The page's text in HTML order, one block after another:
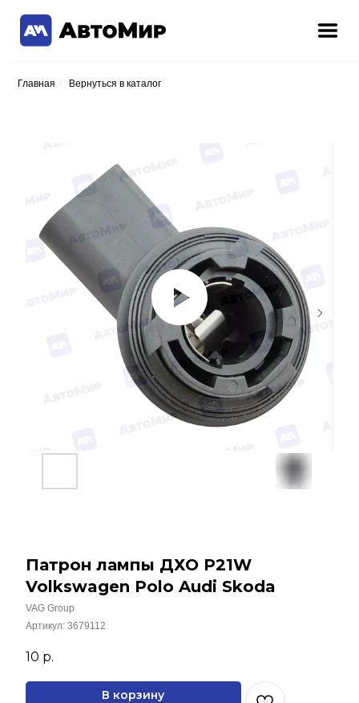
Главная / Вернуться в каталог
Патрон лампы ДХО P21W
Volkswagen Polo Audi Skoda
VAG Group
Артикул:3679112
10 р.
В корзину